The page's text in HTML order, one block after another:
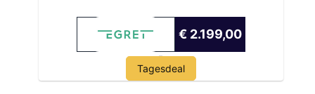
€ 2.199,00
Tagesdeal